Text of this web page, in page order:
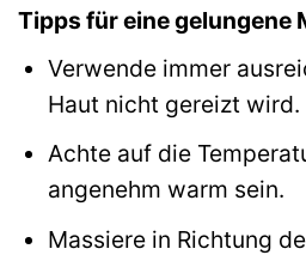
Tipps für eine gelungene
Verwende immer
Haut nicht gereizt wird.
Achte auf die
angenehm warm sein.
Massiere in Richtung